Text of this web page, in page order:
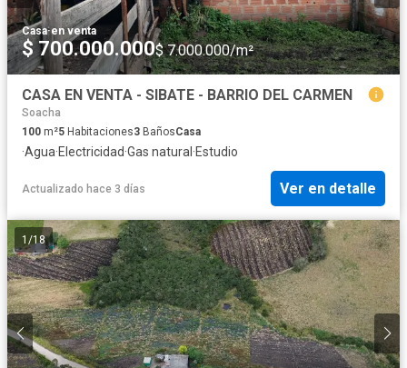
Casa·en venta
$ 700.000.000$ 7.000.000/m²
CASA EN VENTA - SIBATE - BARRIO DEL CARMEN
Soacha
100 m²5 Habitaciones3 BañosCasa
·Agua·Electricidad·Gas natural ·Estudio
Actualizado hace 3 días Ver en detalle
1 /18